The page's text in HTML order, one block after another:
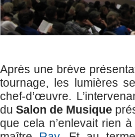
Après une brève
tournage, les lumières
chef-d’œuvre.
duSalon de Musique
que cela n’enlevait rien